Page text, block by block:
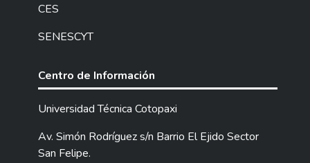
CES
SENESCYT
Centro de Información
Universidad Técnica Cotopaxi
Av. Simón Rodríguez s/n Barrio El Ejido Sector
San Felipe.